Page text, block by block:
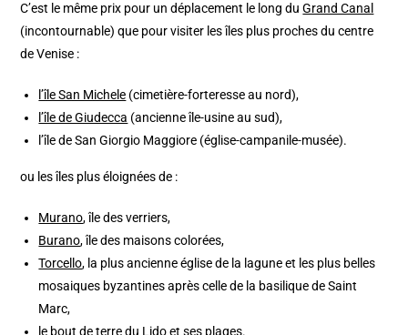
C’est le même prix pour un déplacement le long duGrand Canal
(incontournable) que pour visiter les îles plus proches du centre
de Venise :
l’île San Michele (cimetière-forteresse au nord),
l’île de Giudecca (ancienne île-usine au sud),
l’île de San Giorgio Maggiore (église-campanile-musée).
ou les îles plus éloignées de :
Murano, île des verriers,
Burano, île des maisons colorées,
Torcello, la plus ancienne église de la lagune et les plus belles
mosaiques byzantines après celle de la basilique de Saint
Marc,
le bout de terre du Lido et ses plages.